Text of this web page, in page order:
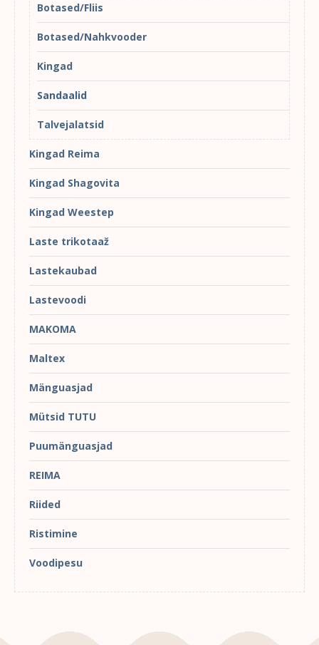
Botased/Fliis
Botased/Nahkvooder
Kingad
Sandaalid
Talvejalatsid
Kingad Reima
Kingad Shagovita
Kingad Weestep
Laste trikotaaž
Lastekaubad
Lastevoodi
MAKOMA
Maltex
Mänguasjad
Mütsid TUTU
Puumänguasjad
REIMA
Riided
Ristimine
Voodipesu